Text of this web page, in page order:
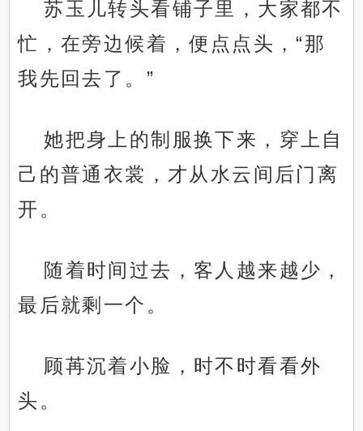
苏玉儿转头看铺子里，大家都不
忙，在旁边候着，便点点头，“那
我先回去了。”
她把身上的制服换下来，穿上自
己的普通衣裳，才从水云间后门离
开。
随着时间过去，客人越来越少，
最后就剩一个。
顾苒沉着小脸，时不时看看外
头。